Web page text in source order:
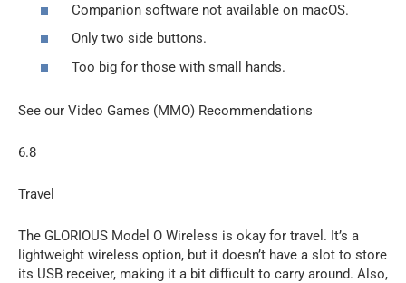
Companion software not available on macOS.
Only two side buttons.
Too big for those with small hands.
See our Video Games (MMO) Recommendations
6.8
Travel
The GLORIOUS Model O Wireless is okay for travel. It’s a
lightweight wireless option, but it doesn’t have a slot to store
its USB receiver, making it a bit difficult to carry around. Also,